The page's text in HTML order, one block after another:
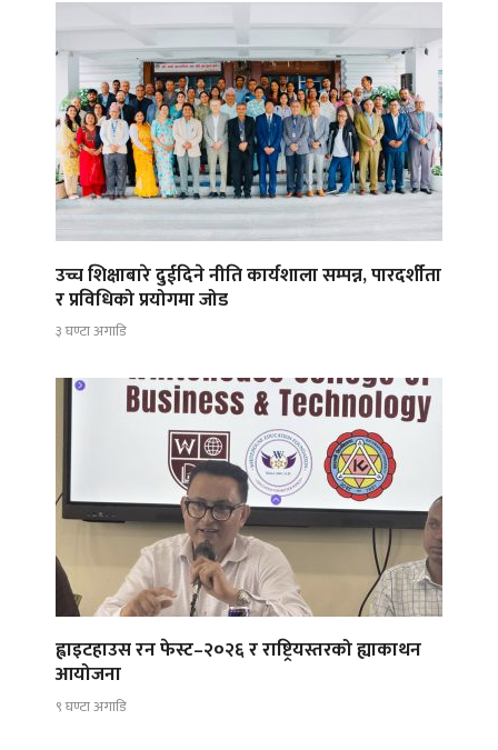
उच्च शिक्षाबारे दुईदिने नीति कार्यशाला सम्पन्न, पारदर्शीता
र प्रविधिको प्रयोगमा जोड
३ घण्टा अगाडि
ह्वाइटहाउस रन फेस्ट–२०२६ र राष्ट्रियस्तरको ह्याकाथन
आयोजना
९ घण्टा अगाडि